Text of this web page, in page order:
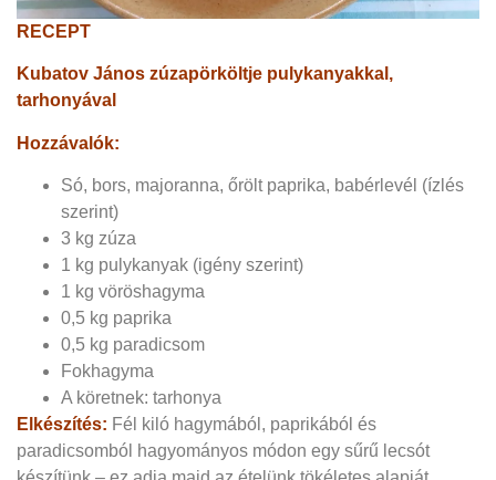
RECEPT
Kubatov János zúzapörköltje pulykanyakkal,
tarhonyával
Hozzávalók:
Só, bors, majoranna, őrölt paprika, babérlevél (ízlés
szerint)
3 kg zúza
1 kg pulykanyak (igény szerint)
1 kg vöröshagyma
0,5 kg paprika
0,5 kg paradicsom
Fokhagyma
A köretnek: tarhonya
Elkészítés: Fél kiló hagymából, paprikából és
paradicsomból hagyományos módon egy sűrű lecsót